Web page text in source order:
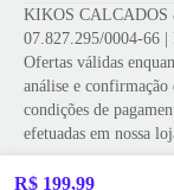
R$ 199,99
KIKOS CALCADOS
07.827.295/0004-66 |
Ofertas válidas
análise e confirmação
condições de
efetuadas em nossa